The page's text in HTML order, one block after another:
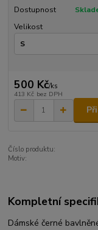
Dostupnost
Velikost
500 Kč/ks
413 Kč bez DPH
Číslo produktu:
Motiv:
Kompletní
Dámské černé